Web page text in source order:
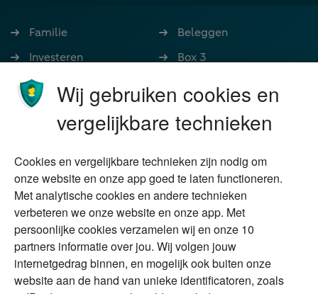
Familie
Investeren
Ondernemen
Stoppen met werken
Wonen
Beleggen
Box 3
Nalatenschap
Schenken
Duurzaam
Vermogensplanning
Tweede huis in
buitenland
DGA
Erfenis
Over Financial Focus
Specialisten
Financial Focus
magazine
The Exit Years
Contact
Wij gebruiken cookies en
vergelijkbare technieken
Cookies en vergelijkbare technieken zijn nodig om
onze website en onze app goed te laten functioneren.
Met analytische cookies en andere technieken
verbeteren we onze website en onze app. Met
persoonlijke cookies verzamelen wij en onze 10
partners informatie over jou. Wij volgen jouw
internetgedrag binnen, en mogelijk ook buiten onze
website aan de hand van unieke identificatoren, zoals